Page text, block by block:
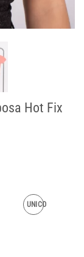
Hot Fix
UNICO